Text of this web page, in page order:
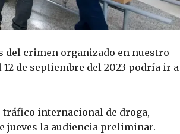
del crimen organizado en nuestro
de septiembre del 2023 podría ir a
tráfico internacional de droga,
jueves la audiencia preliminar.